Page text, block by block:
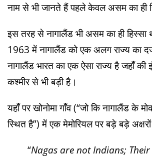
नाम से भी जानते हैं पहले केवल असम का ही
इस तरह से नागालैंड भी असम का ही हिस्सा
1963 में नागालैंड को एक अलग राज्य का
नागालैंड भारत का एक ऐसा राज्य है जहाँ की
कश्मीर से भी बड़ी है।
यहाँ पर खोनोमा गॉंव (“जो कि नागालैंड के
स्थित है”) में एक मेमोरियल पर बड़े बड़े
“Nagas are not Indians;